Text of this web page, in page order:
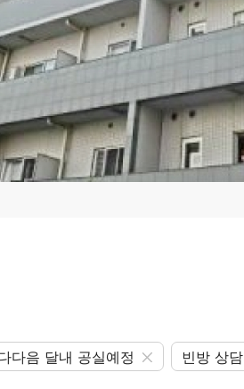
다음 달내 공실예정 빈방 상담